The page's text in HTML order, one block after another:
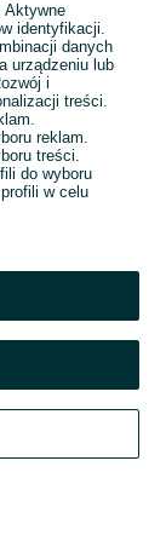
Konto
Aktywne
identyfikacji.
danych
urządzeniu lub
i
treści.
reklam.
treści.
do wyboru
w celu